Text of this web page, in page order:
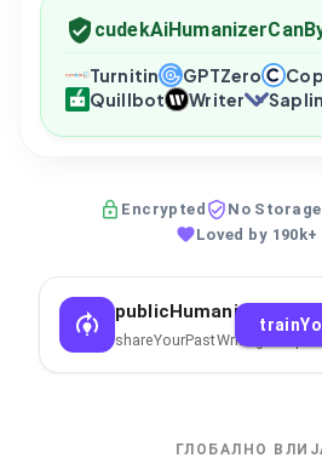
Turnitin GPTZero
Quillbot
Writer
Encrypted No Storage
Loved by
ГЛОБАЛНО